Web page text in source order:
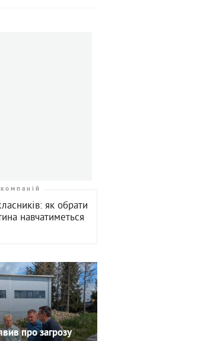
як обрати
навчатиметься
про загрозу